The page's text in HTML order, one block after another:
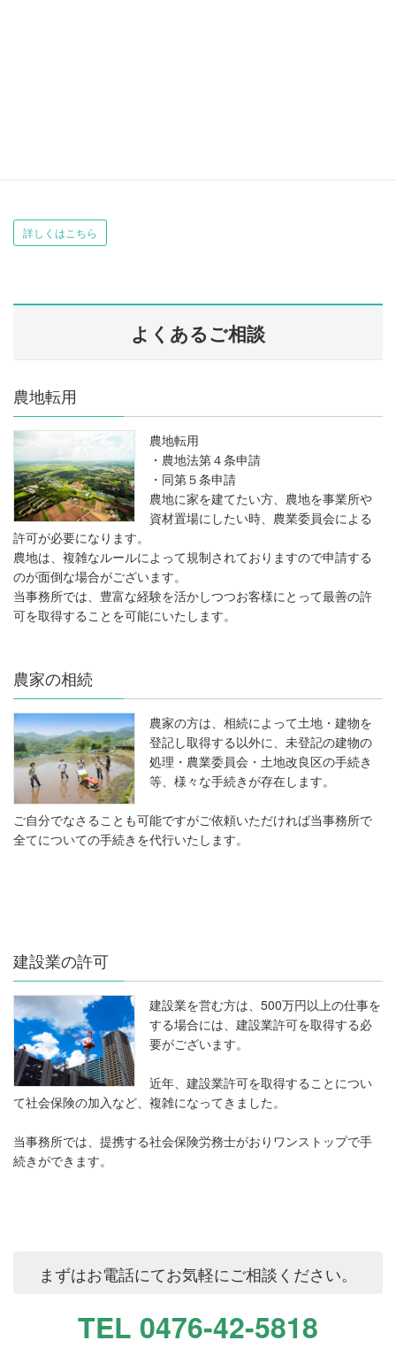
詳しくはこちら
よくあるご相談
農地転用
農地転用
・農地法第４条申請
・同第５条申請
農地に家を建てたい方、農地を事業所や
資材置場にしたい時、農業委員会による
許可が必要になります。
農地は、複雑なルールによって規制されておりますので申請する
のが面倒な場合がございます。
当事務所では、豊富な経験を活かしつつお客様にとって最善の許
可を取得することを可能にいたします。
農家の相続
農家の方は、相続によって土地・建物を
登記し取得する以外に、未登記の建物の
処理・農業委員会・土地改良区の手続き
等、様々な手続きが存在します。
ご自分でなさることも可能ですがご依頼いただければ当事務所で
全てについての手続きを代行いたします。
建設業の許可
建設業を営む方は、500万円以上の仕事を
する場合には、建設業許可を取得する必
要がございます。
近年、建設業許可を取得することについ
て社会保険の加入など、複雑になってきました。
当事務所では、提携する社会保険労務士がおりワンストップで手
続きができます。
まずはお電話にてお気軽にご相談ください。
TEL 0476-42-5818